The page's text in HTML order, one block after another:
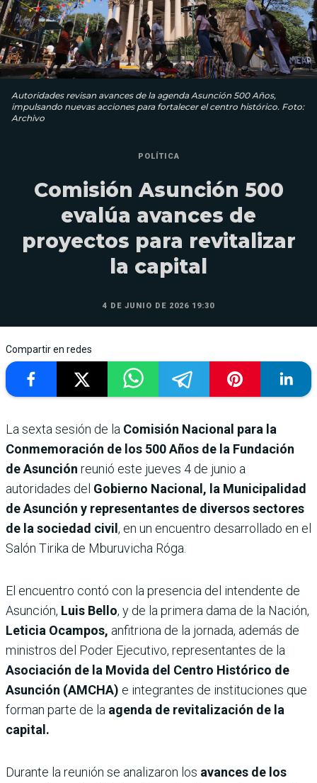
Autoridades revisan avances de la agenda Asunción 500 Años,
impulsando nuevas acciones para fortalecer el centro histórico. Foto:
Archivo
POLÍTICA
Comisión Asunción 500
evalúa avances de
proyectos para revitalizar
la capital
4 DE JUNIO DE 2026 19:30
Compartir en redes
La sexta sesión de la Comisión Nacional para la
Conmemoración de los 500 Años de la Fundación
de Asunción reunió este jueves 4 de junio a
autoridades del Gobierno Nacional, la Municipalidad
de Asunción y representantes de diversos sectores
de la sociedad civil, en un encuentro desarrollado en el
Salón Tirika de Mburuvicha Róga.
El encuentro contó con la presencia del intendente de
Asunción, Luis Bello, y de la primera dama de la Nación,
Leticia Ocampos, anfitriona de la jornada, además de
ministros del Poder Ejecutivo, representantes de la
Asociación de la Movida del Centro Histórico de
Asunción (AMCHA) e integrantes de instituciones que
forman parte de la agenda de revitalización de la
capital.
Durante la reunión se analizaron los avances de los